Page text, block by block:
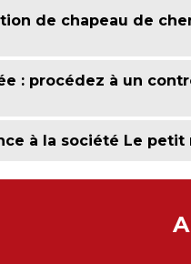
de chapeau de
: procédez à un
à la société Le petit